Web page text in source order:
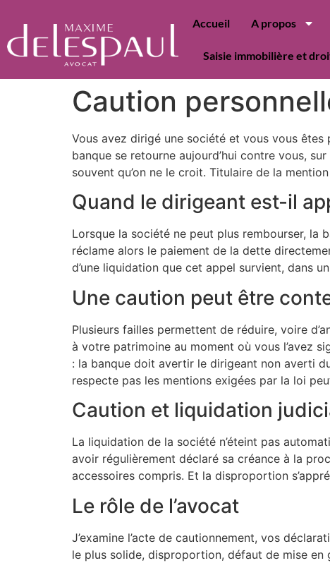
Accueil A propos
Saisie immobilière et
Caution
Vous avez dirigé une société et vous vous êtes
banque se retourne aujourd’hui contre vous,
souvent qu’on ne le croit. Titulaire de la
Quand le dirigeant est-il
Lorsque la société ne peut plus rembourser, la
réclame alors le paiement de la dette
d’une liquidation que cet appel survient, dans
Une caution peut être
Plusieurs failles permettent de réduire, voire
à votre patrimoine au moment où vous l’avez
: la banque doit avertir le dirigeant non averti
respecte pas les mentions exigées par la loi
Caution et liquidation
La liquidation de la société n’éteint pas
avoir régulièrement déclaré sa créance à la
accessoires compris. Et la disproportion
Le rôle de l’avocat
J’examine l’acte de cautionnement, vos
le plus solide, disproportion, défaut de mise